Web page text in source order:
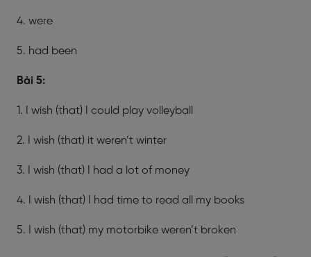
4. were
5. had been
Bài 5:
1. I wish (that) I could play volleyball
2. I wish (that) it weren’t winter
3. I wish (that) I had a lot of money
4. I wish (that) I had time to read all my books
5. I wish (that) my motorbike weren’t broken